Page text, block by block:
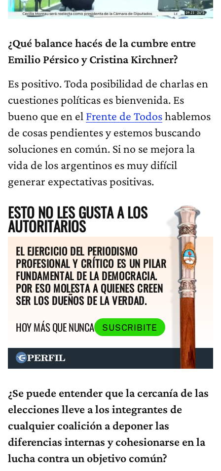
¿Qué balance hacés de la cumbre entre
Emilio Pérsico y Cristina Kirchner?
Es positivo. Toda posibilidad de charlas en
cuestiones políticas es bienvenida. Es
bueno que en el Frente de Todoshablemos
de cosas pendientes y estemos buscando
soluciones en común. Si no se mejora la
vida de los argentinos es muy difícil
generar expectativas positivas.
ESTO NO LES GUSTA A LOS
AUTORITARIOS
EL EJERCICIO DEL PERIODISMO
PROFESIONAL Y CRÍTICO ES UN PILAR
FUNDAMENTAL DE LA DEMOCRACIA.
POR ESO MOLESTA A QUIENES CREEN
SER LOS DUEÑOS DE LA VERDAD.
HOY MÁS QUE NUNCA
SUSCRIBITE
¿Se puede entender que la cercanía de las
elecciones lleve a los integrantes de
cualquier coalición a deponer las
diferencias internas y cohesionarse en la
lucha contra un objetivo común?